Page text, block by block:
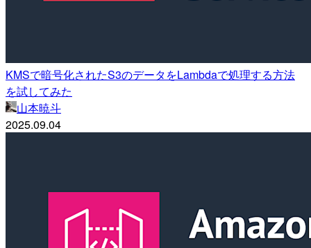
KMSで暗号化されたS3のデータをLambdaで処理する方法
を試してみた
山本暁斗
2025.09.04